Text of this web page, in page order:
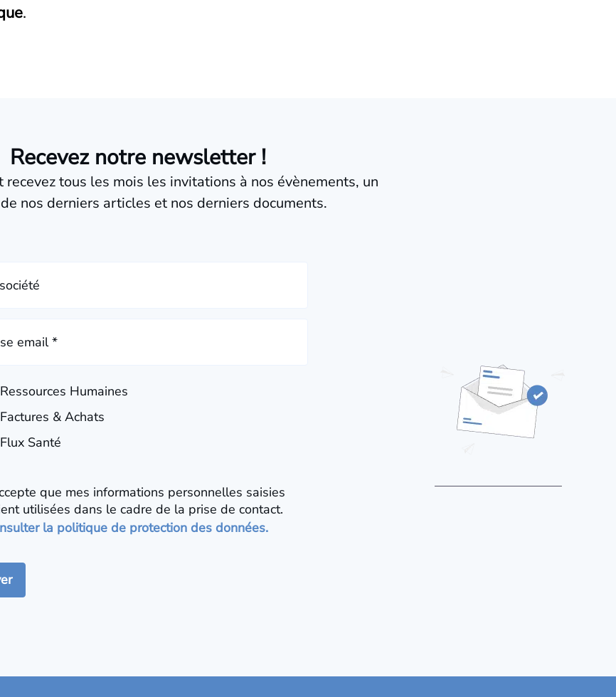
.
Recevez notre newsletter !
recevez tous les mois les invitations à nos évènements, un
nos derniers articles et nos derniers documents.
email *
que mes informations personnelles saisies
utilisées dans le cadre de la prise de contact.
la politique de protection des données.